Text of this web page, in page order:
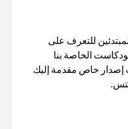
للتعرف على
الخاصة بنا
خاص مقدمة إليك